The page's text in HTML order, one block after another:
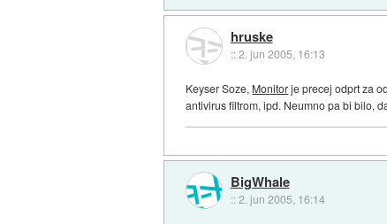
hruske
::2. jun 2005, 16:13
Keyser Soze, Monitorje precej odprt za
antivirus filtrom, ipd. Neumno pa bi bilo,
BigWhale
::2. jun 2005, 16:14